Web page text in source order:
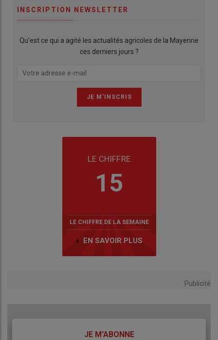
INSCRIPTION NEWSLETTER
Qu’est ce qui a agité les actualités agricoles de la Mayenne
ces derniers jours ?
LE CHIFFRE
15
LE CHIFFRE DE LA SEMAINE
EN SAVOIR PLUS
Publicité
JE M'ABONNE